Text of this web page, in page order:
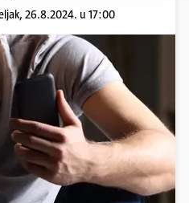
26.8.2024. u 17:00